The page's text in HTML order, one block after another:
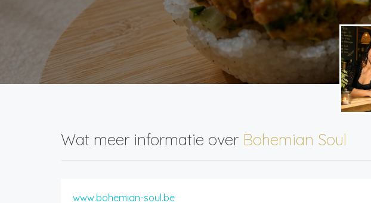
Wat meer informatie over Bohemian Soul
www.bohemian-soul.be